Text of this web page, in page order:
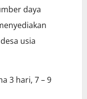
daya
usia
3 hari, 7 – 9